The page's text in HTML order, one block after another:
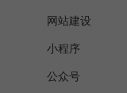
网站建设
小程序
公众号